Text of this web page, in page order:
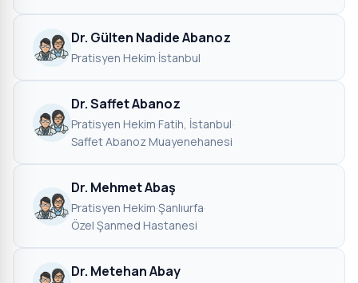
Dr. Gülten Nadide Abanoz
Pratisyen Hekim·İstanbul
Dr. Saffet Abanoz
Pratisyen Hekim·Fatih, İstanbul·
Saffet Abanoz Muayenehanesi
Dr. Mehmet Abaş
Pratisyen Hekim·Şanlıurfa·
Özel Şanmed Hastanesi
Dr. Metehan Abay